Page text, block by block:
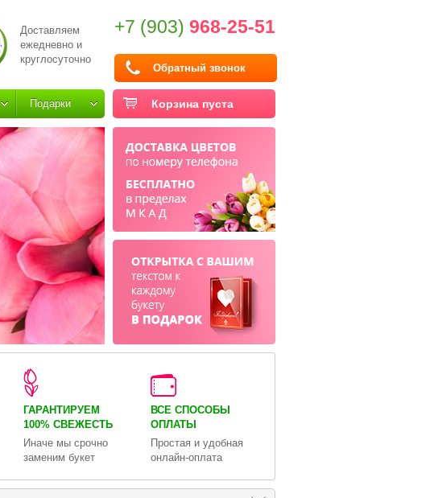
Доставляем
ежедневно и
круглосуточно
+7 (903) 968-25-51
Обратный звонок
Корзина пуста
Подарки
ГАРАНТИРУЕМ
100% СВЕЖЕСТЬ
Иначе мы срочно
заменим букет
ВСЕ СПОСОБЫ
ОПЛАТЫ
Простая и удобная
онлайн-оплата